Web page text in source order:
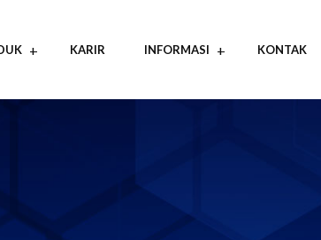
KARIR INFORMASI KONTAK